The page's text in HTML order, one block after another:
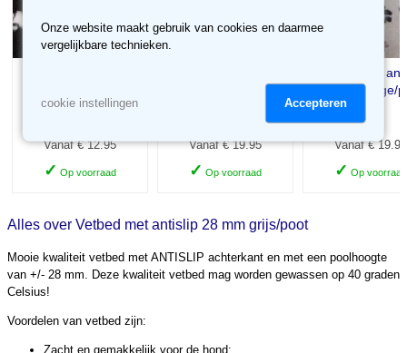
Vanaf € 12.95
✓ Op voorraad
28 mm blauw/poot
Vanaf € 19.95
✓ Op voorraad
Vetbed met
28 mm beige/
Vanaf € 19.95
✓ Op voorraad
Alles over Vetbed met antislip 28 mm grijs/poot
Mooie kwaliteit vetbed met ANTISLIP achterkant en met een poolhoogte
van +/- 28 mm. Deze kwaliteit vetbed mag worden gewassen op 40 graden
Celsius!
Voordelen van vetbed zijn:
Zacht en gemakkelijk voor de hond;
Onze website maakt gebruik van cookies en daarmee
vergelijkbare technieken.
cookie instellingen Accepteren